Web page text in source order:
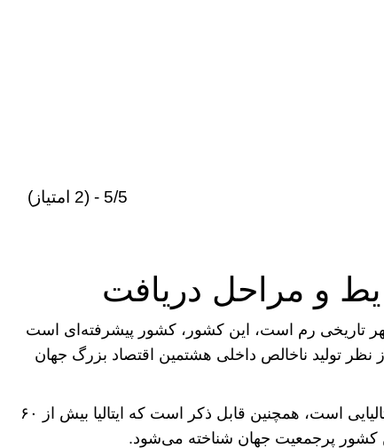
5/5 - (2 امتیاز)
و مراحل دریافت
تاریخی رم است، این کشور، کشور پیشرفته‌ای است
نظر تولید ناخالص داخلی هشتمین اقتصاد بزرگ جهان
واحد پول این کشور یورو و زبان رسمی مردم آن ایتالیایی است، همچنین قابل ذکر است که ایتالیا بیش از ۶۰
کشور پرجمعیت جهان شناخته می‌شود.